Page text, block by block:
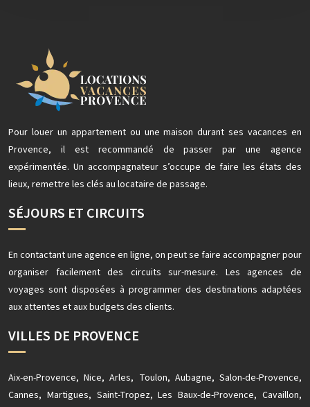
Pour louer un appartement ou une maison durant ses vacances en
Provence, il est recommandé de passer par une agence
expérimentée. Un accompagnateur s’occupe de faire les états des
lieux, remettre les clés au locataire de passage.
SÉJOURS ET CIRCUITS
En contactant une agence en ligne, on peut se faire accompagner pour
organiser facilement des circuits sur-mesure. Les agences de
voyages sont disposées à programmer des destinations adaptées
aux attentes et aux budgets des clients.
VILLES DE PROVENCE
Aix-en-Provence, Nice, Arles, Toulon, Aubagne, Salon-de-Provence,
Cannes, Martigues, Saint-Tropez, Les Baux-de-Provence, Cavaillon,